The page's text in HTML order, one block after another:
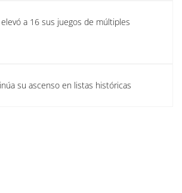
elevó a 16 sus juegos de múltiples
su ascenso en listas históricas